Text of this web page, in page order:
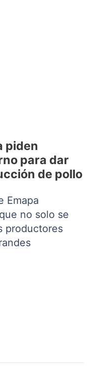
piden
para dar
de pollo
Emapa
no solo se
productores